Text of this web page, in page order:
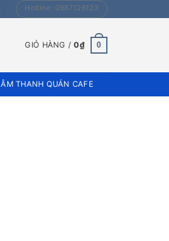
Hotline: 0987126123
GIỎ HÀNG /0₫ 0
ÂM THANH QUÁN CAFE